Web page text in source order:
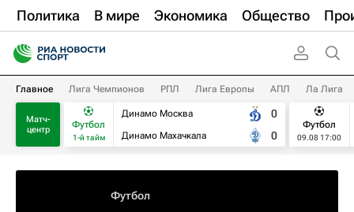
Политика В мире Экономика Общество
Главное Лига Чемпионов РПЛ Лига Европы АПЛ Ла Лига
Матч-
центр
Футбол
1-й тайм
Динамо Москва
Динамо Махачкала
0
0
Футбол
09.08 17:00
Футбол